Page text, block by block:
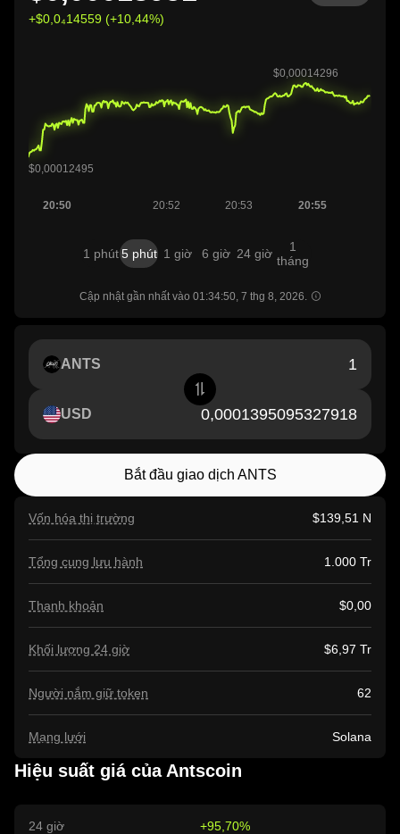
+$0,0₄14559 (+10,44%)
1 phút 5 phút 1 giờ 6 giờ 24 giờ
1
tháng
Cập nhật gần nhất vào 01:34:50, 7 thg 8, 2026.
Vốn hóa thị trường $139,51 N
Tổng cung lưu hành 1.000 Tr
Thanh khoản $0,00
Khối lượng 24 giờ $6,97 Tr
Người nắm giữ token 62
Mạng lưới Solana
ANTS
USD
Bắt đầu giao dịch ANTS
Hiệu suất giá của Antscoin
24 giờ +95,70%